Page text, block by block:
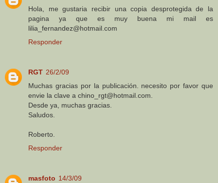
Hola, me gustaria recibir una copia desprotegida de la
pagina ya que es muy buena mi mail es
lilia_fernandez@hotmail.com
Responder
RGT 26/2/09
Muchas gracias por la publicación. necesito por favor que
envie la clave a chino_rgt@hotmail.com.
Desde ya, muchas gracias.
Saludos.
Roberto.
Responder
masfoto 14/3/09